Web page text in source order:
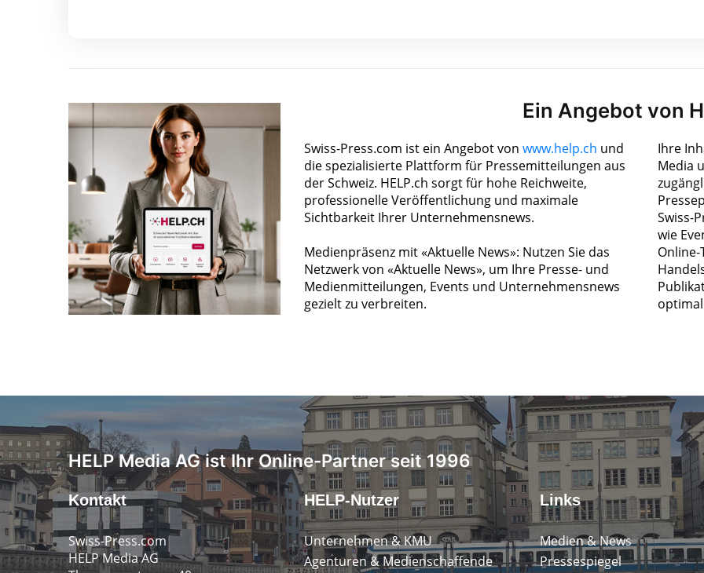
Ein Angebot von
Swiss-Press.com ist ein Angebot von www.help.ch und
die spezialisierte Plattform für Pressemitteilungen aus
der Schweiz. HELP.ch sorgt für hohe Reichweite,
professionelle Veröffentlichung und maximale
Sichtbarkeit Ihrer Unternehmensnews.
Medienpräsenz mit «Aktuelle News»: Nutzen Sie das
Netzwerk von «Aktuelle News», um Ihre Presse- und
Medienmitteilungen, Events und Unternehmensnews
gezielt zu verbreiten.
Ihre
Media
Swiss-
wie
HELP Media AG ist Ihr Online-Partner seit 1996
Kontakt
Swiss-Press.com
HELP Media AG
HELP-Nutzer
Unternehmen & KMU
Agenturen & Medienschaffende
Links
Medien & News
Pressespiegel